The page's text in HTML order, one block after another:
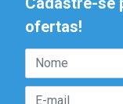
ofertas!